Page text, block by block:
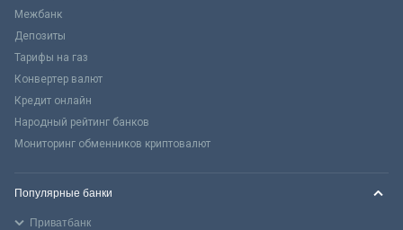
Межбанк
Депозиты
Тарифы на газ
Конвертер валют
Кредит онлайн
Народный рейтинг банков
Мониторинг обменников криптовалют
Популярные банки
Приватбанк